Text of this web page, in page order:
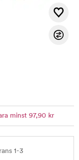
minst 97,90 kr
1-3